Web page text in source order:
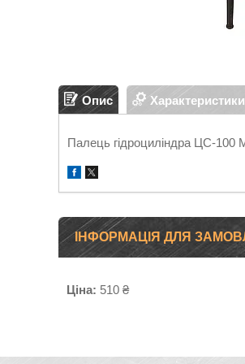
Опис Характеристики
Палець гідроциліндра ЦС-100
ІНФОРМАЦІЯ ДЛЯ
Ціна: 510 ₴